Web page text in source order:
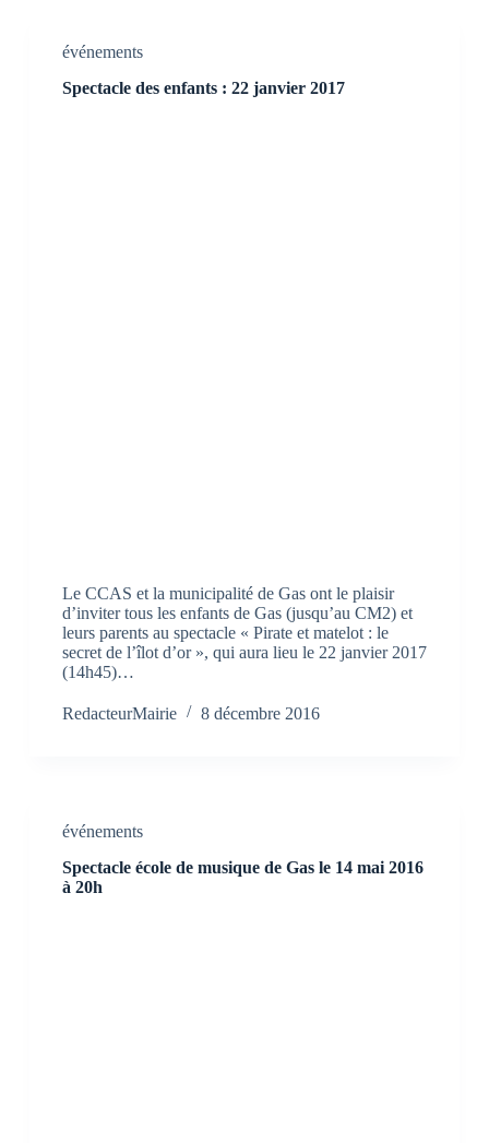
événements
Spectacle des enfants : 22 janvier 2017
Le CCAS et la municipalité de Gas ont le plaisir
d’inviter tous les enfants de Gas (jusqu’au CM2) et
leurs parents au spectacle « Pirate et matelot : le
secret de l’îlot d’or », qui aura lieu le 22 janvier 2017
(14h45)…
RedacteurMairie 8 décembre 2016
événements
Spectacle école de musique de Gas le 14 mai 2016
à 20h